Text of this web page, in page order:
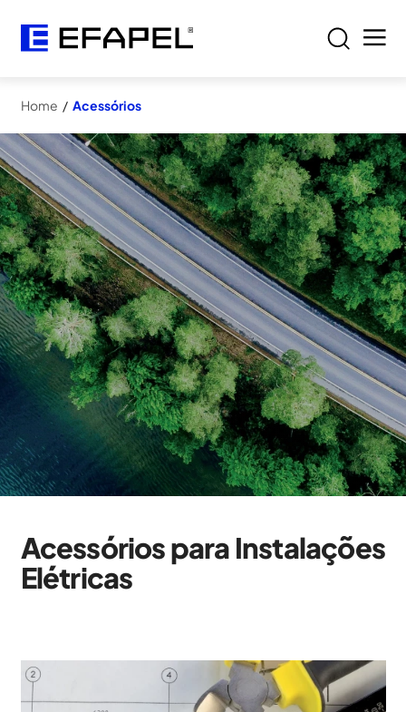
Home / Acessórios
Acessórios para Instalações
Elétricas